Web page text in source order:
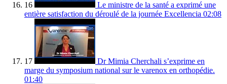
16
Le ministre de la santé a exprimé une
entière satisfaction du déroulé de la journée Excellencia 02:08
17
Dr Mimia Cherchali s’exprime en
marge du symposium national sur le varenox en orthopédie.
01:40